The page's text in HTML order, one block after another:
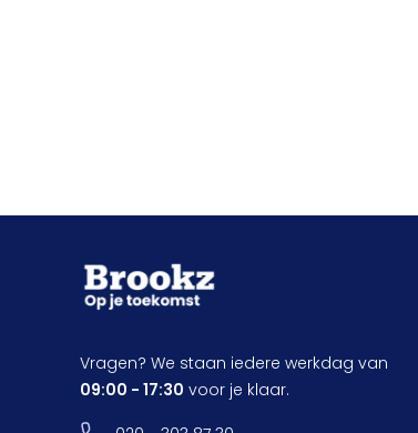
Vragen? We staan iedere werkdag van
09:00 - 17:30 voor je klaar.